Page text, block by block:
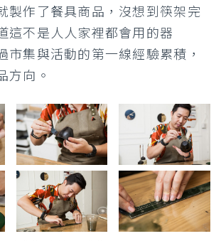
製作了餐具商品，沒想到筷架完
這不是人人家裡都會用的器
市集與活動的第一線經驗累積，
方向。